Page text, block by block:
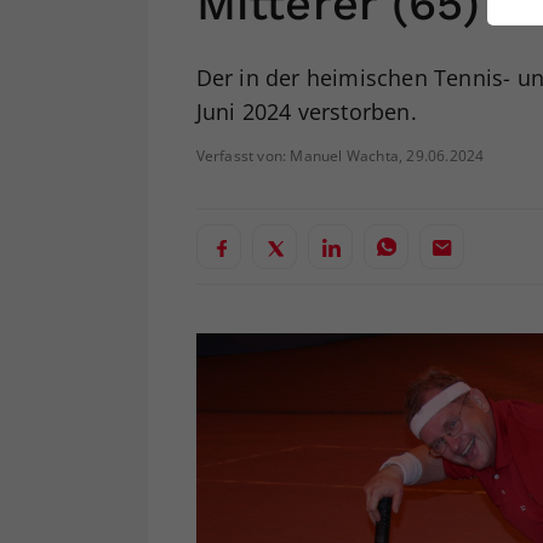
Der in der heimischen Tennis-
Juni 2024 verstorben.
Verfasst von: Manuel Wachta, 29.06.2024